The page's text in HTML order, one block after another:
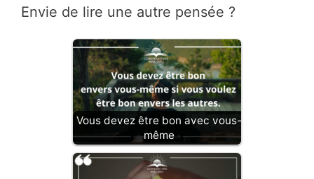
Envie de lire une autre pensée ?
Vous devez être bon avec vous-
même